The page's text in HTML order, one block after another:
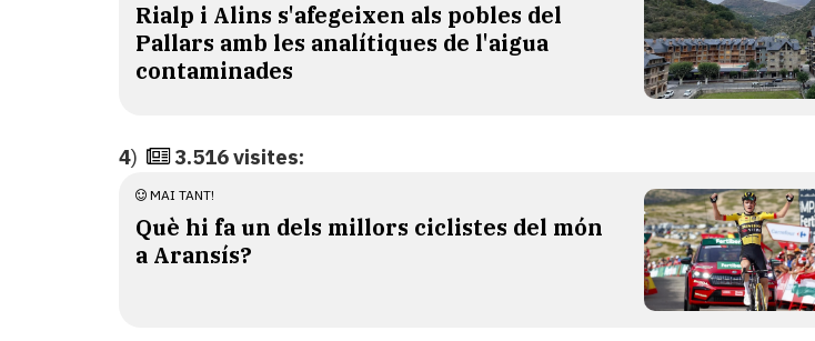
Rialp i Alins s'afegeixen als pobles del
Pallars amb les analítiques de l'aigua
contaminades
4) 3.516 visites:
MAI TANT!
Què hi fa un dels millors ciclistes del món
a Aransís?